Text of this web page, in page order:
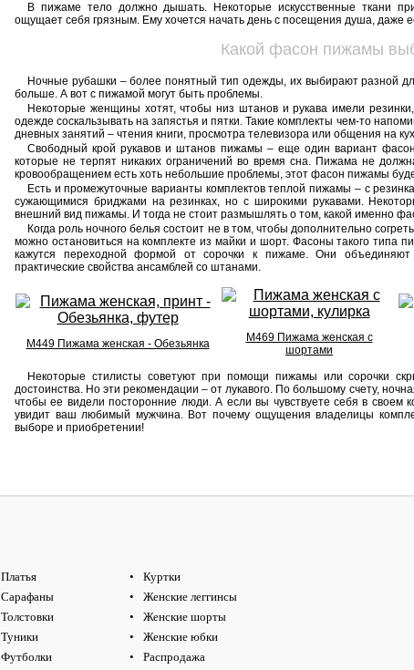
В пижаме тело должно дышать. Некоторые искусственные ткани
ощущает себя грязным. Ему хочется начать день с посещения душа, даже
Какой фасон пижамы
Ночные рубашки – более понятный тип одежды, их выбирают разной
больше. А вот с пижамой могут быть проблемы.
Некоторые женщины хотят, чтобы низ штанов и рукава имели
одежде соскальзывать на запястья и пятки. Такие комплекты чем-то
дневных занятий – чтения книги, просмотра телевизора или общения на
Свободный крой рукавов и штанов пижамы – еще один вариант
которые не терпят никаких ограничений во время сна. Пижама не
кровообращением есть хоть небольшие проблемы, этот фасон пижамы
Есть и промежуточные варианты комплектов теплой пижамы – с
сужающимися бриджами на резинках, но с широкими рукавами.
внешний вид пижамы. И тогда не стоит размышлять о том, какой именно
Когда роль ночного белья состоит не в том, чтобы дополнительно
можно остановиться на комплекте из майки и шорт. Фасоны такого типа
кажутся переходной формой от сорочки к пижаме. Они объединяют
практические свойства ансамблей со штанами.
М449 Пижама женская - Обезьянка
М469 Пижама женская с
шортами
Некоторые стилисты советуют при помощи пижамы или сорочки
достоинства. Но эти рекомендации – от лукавого. По большому счету,
чтобы ее видели посторонние люди. А если вы чувствуете себя в своем
увидит ваш любимый мужчина. Вот почему ощущения владелицы
выборе и приобретении!
Платья
Сарафаны
Толстовки
Туники
Футболки
Куртки
Женские леггинсы
Женские шорты
Женские юбки
Распродажа